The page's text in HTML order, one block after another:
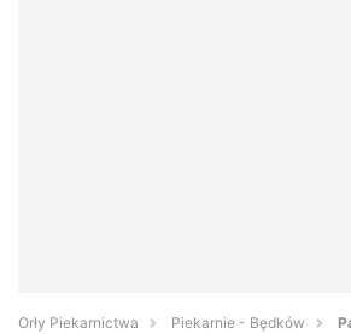
Orły Piekarnictwa Piekarnie - Będków